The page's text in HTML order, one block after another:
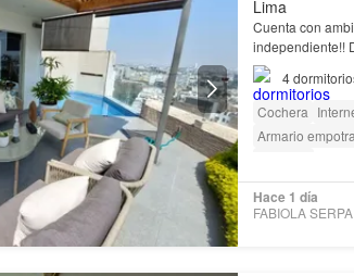
Lima
Cuenta con
independiente!!
baño de visita,
4
Cochera
Armario
Hace 1 día